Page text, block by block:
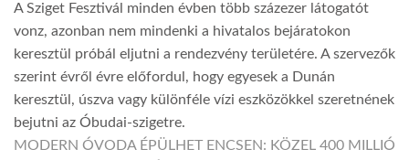
A Sziget Fesztivál minden évben több százezer látogatót
vonz, azonban nem mindenki a hivatalos bejáratokon
keresztül próbál eljutni a rendezvény területére. A szervezők
szerint évről évre előfordul, hogy egyesek a Dunán
keresztül, úszva vagy különféle vízi eszközökkel szeretnének
bejutni az Óbudai-szigetre.
MODERN ÓVODA ÉPÜLHET ENCSEN: KÖZEL 400 MILLIÓ